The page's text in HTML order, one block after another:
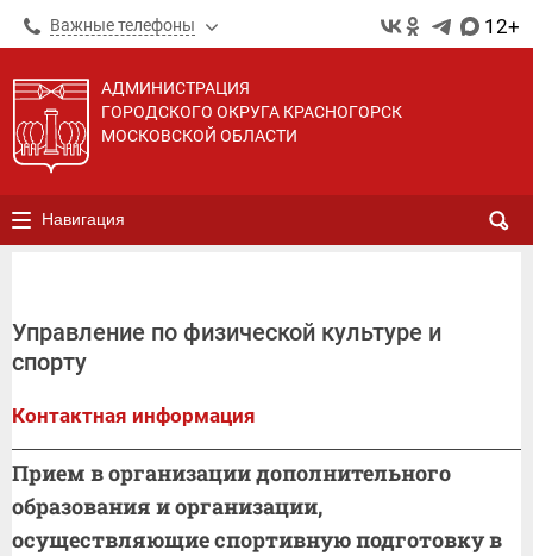
Важные телефоны 12+
АДМИНИСТРАЦИЯ
ГОРОДСКОГО ОКРУГА КРАСНОГОРСК
МОСКОВСКОЙ ОБЛАСТИ
Навигация
Управление по физической культуре и
спорту
Контактная информация
Прием в организации дополнительного
образования и организации,
осуществляющие спортивную подготовку в